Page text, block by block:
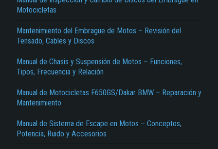
Motocicletas
Mantenimiento del Embrague de Motos – Revisión del
Tensado, Cables y Discos
Manual de Chasis y Suspensión de Motos – Funciones,
Tipos, Frecuencia y Relación
Manual de Motocicletas F650GS/Dakar BMW – Reparación y
Mantenimiento
Manual de Sistema de Escape en Motos – Conceptos,
Potencia, Ruido y Accesorios
El Título es incorrecto según el contenido.
Texto o Imagen de portada son erróneos.
Reportar otro tipo de error...